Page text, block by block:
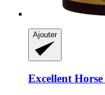
Ajouter
Excellent Horse